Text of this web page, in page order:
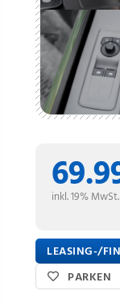
inkl. 19% MwSt.
LEASING-/
PARKEN